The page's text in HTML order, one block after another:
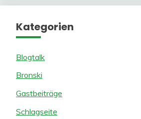
Kategorien
Blogtalk
Bronski
Gastbeiträge
Schlagseite